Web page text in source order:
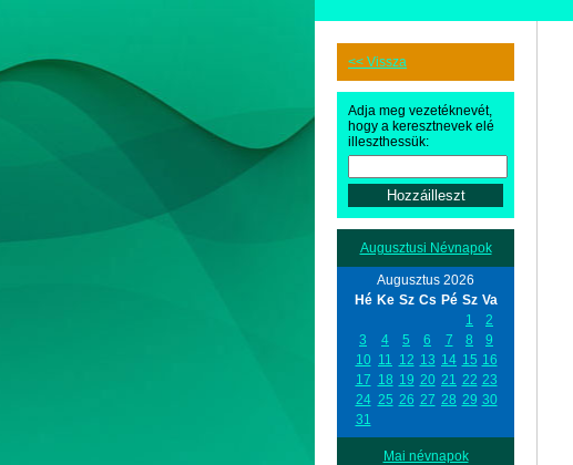
<< Vissza
Adja meg vezetéknevét,
hogy a keresztnevek elé
illeszthessük:
Augusztusi Névnapok
Augusztus 2026
Hé Ke Sz Cs Pé Sz Va
1
2
3
4 5 6 7 8
9
10 11 12 13 14 15 16
17 18 19 20 21 22 23
24 25 26 27 28 29 30
31
Mai névnapok